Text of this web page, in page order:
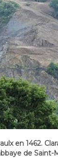
en 1462.
de